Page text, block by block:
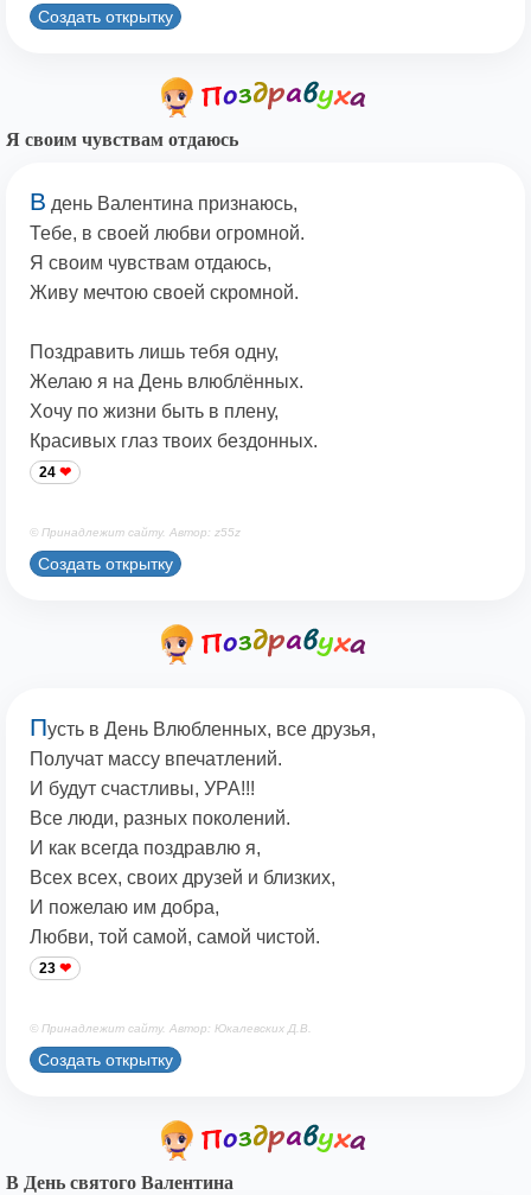
Создать открытку
Я своим чувствам отдаюсь
В день Валентина признаюсь,
Тебе, в своей любви огромной.
Я своим чувствам отдаюсь,
Живу мечтою своей скромной.
Поздравить лишь тебя одну,
Желаю я на День влюблённых.
Хочу по жизни быть в плену,
Красивых глаз твоих бездонных.
24
© Принадлежит сайту. Автор: z55z
Создать открытку
Пусть в День Влюбленных, все друзья,
Получат массу впечатлений.
И будут счастливы, УРА!!!
Все люди, разных поколений.
И как всегда поздравлю я,
Всех всех, своих друзей и близких,
И пожелаю им добра,
Любви, той самой, самой чистой.
23
© Принадлежит сайту. Автор: Юкалевских Д.В.
Создать открытку
В День святого Валентина